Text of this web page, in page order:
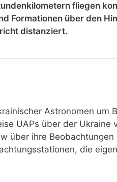
fliegen
Formationen über den
distanziert.
Astronomen um
UAPs über der Ukraine
über ihre
die